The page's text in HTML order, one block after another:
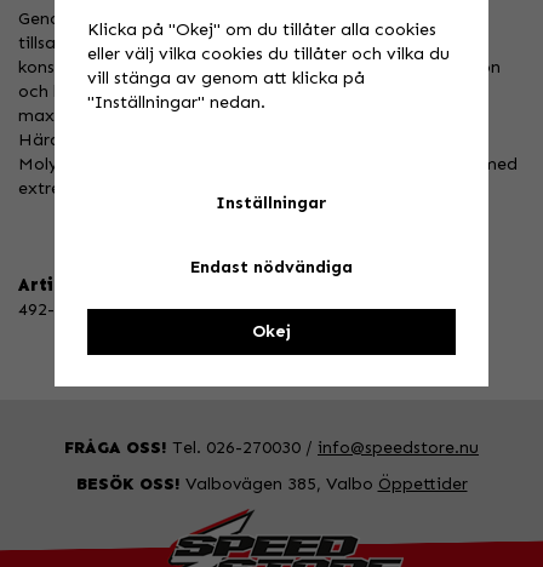
Genom att använda avancerad datoringenjörskonst
tillsammans med CNC-bearbetning uppnår Renthal
konsekvent perfekt koncentricitet, passform, lastdispersion
och kompromisslös styrka samtidigt som man säkerställer
maximal kraftöverföring från varje drev som produceras.
Härdat och kärnraffinerat 655M13 Nickel Chrome
Molybdenum-stål och precisions-CNC-maskinbearbetat med
extremt snäva toleranser för maximal livslängd.
Artikelnummer:
492-520-14
FRÅGA OSS! Tel. 026-270030 / info@speedstore.nu
BESÖK OSS! Valbovägen 385, Valbo Öppettider
Klicka på "Okej" om du tillåter alla cookies
eller välj vilka cookies du tillåter och vilka du
vill stänga av genom att klicka på
"Inställningar" nedan.
Inställningar
Endast nödvändiga
Okej